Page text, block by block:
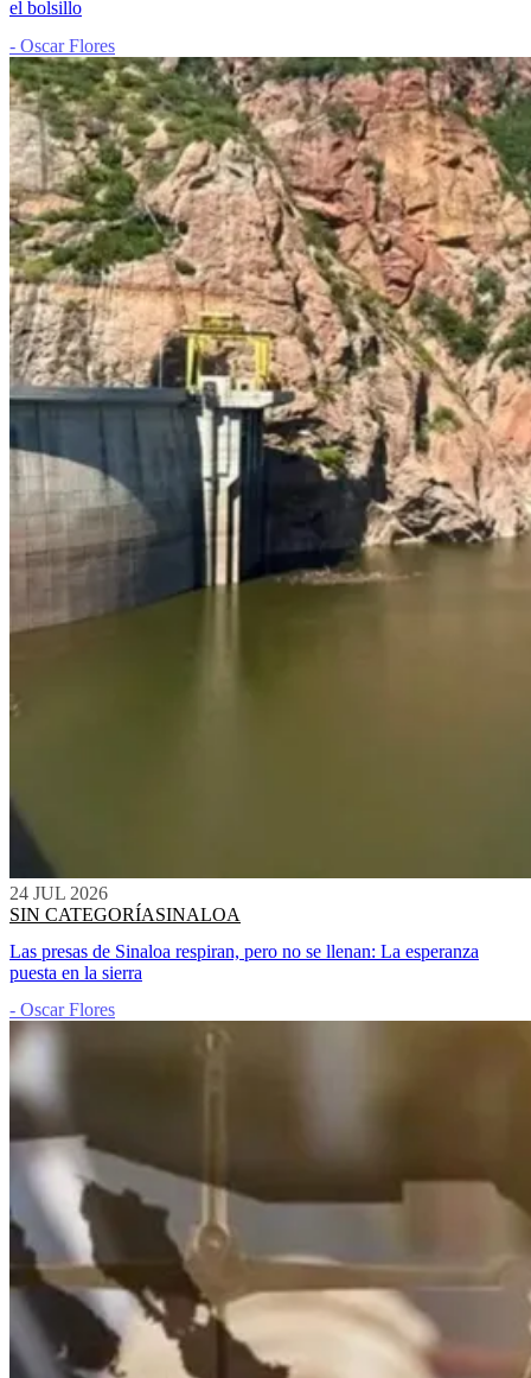
el bolsillo
- Oscar Flores
24 JUL 2026
SIN CATEGORÍASINALOA
Las presas de Sinaloa respiran, pero no se llenan: La esperanza
puesta en la sierra
- Oscar Flores